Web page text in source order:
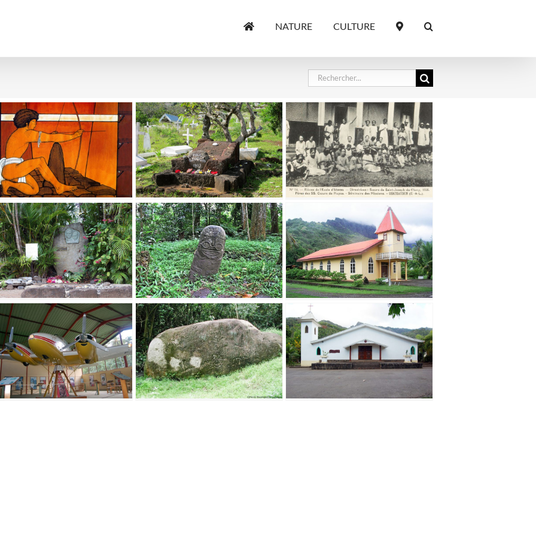
NATURE CULTURE
Rechercher:
L’arc de la grotte Ufeko de la
vallée de Teaai – Hiva oa
Tombe du peintre Paul Gauguin
– Hiva Oa
Ecole Sainte-Anne des soeurs
d’Atuona, Hiva Oa
Tombe du chanteur Jacques Brel
à Hiva Oa, Marquises
Site archéologique de Tehueto à
Hiva Oa
Eglise de l’immaculée
Conception d’Atuona – Hiva Oa